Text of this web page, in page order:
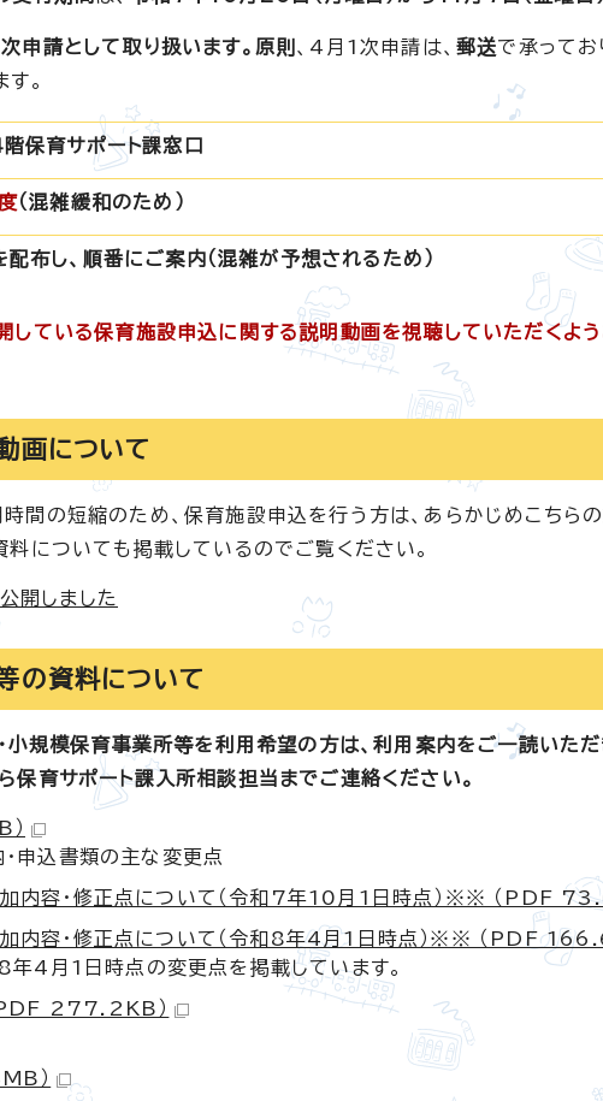
請として取り扱います。原則 、4月1次申請は、郵送で承ってお
。
保育サポート課窓口
（混雑緩和のため）
布し、順番にご案内（混雑が予想されるため）
している保育施設申込に関する説明動画を視聴していただくよ
画について
間の短縮のため、保育施設申込を行う方は、あらかじめこちら
料についても掲載しているのでご覧ください。
開しました
の資料について
小規模保育事業所等を利用希望の方は、利用案内をご一読いた
保育サポート課入所相談担当までご連絡ください。
申込書類の主な変更点
内容・修正点について（令和7年10月1日時点）※※ （PDF
内容・修正点について（令和8年4月1日時点）※※ （PDF
4月1日時点の変更点を掲載しています。
PDF 277.2KB）
）